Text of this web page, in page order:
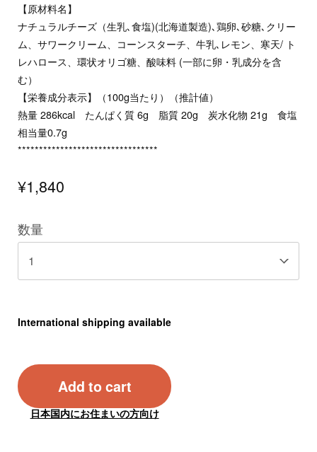
【原材料名】
ナチュラルチーズ（生乳､食塩)(北海道製造)､鶏卵､砂糖､クリー
ム、サワークリーム、コーンスターチ、牛乳､レモン、寒天/ ト
レハロース、環状オリゴ糖、酸味料 (一部に卵・乳成分を含
む）
【栄養成分表示】（100g当たり）（推計値）
熱量 286kcal たんぱく質 6g 脂質 20g 炭水化物 21g 食塩
相当量0.7g
*********************************
¥1,840
数量
International shipping available
Add to cart
日本国内にお住まいの方向け